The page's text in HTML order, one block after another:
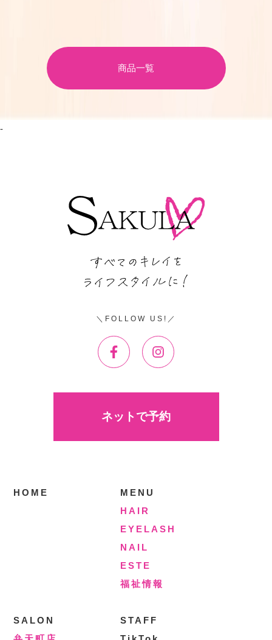
商品一覧
-
FOLLOW US!
ネットで予約
HOME
MENU
HAIR
EYELASH
NAIL
ESTE
福祉情報
SALON
STAFF